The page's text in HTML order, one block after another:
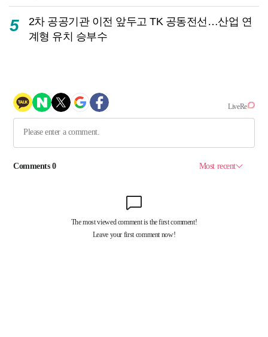
5
2차 공공기관 이전 앞두고 TK 공동전선…산업 연
계형 유치 승부수